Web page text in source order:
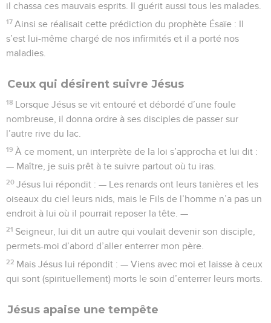
il chassa ces mauvais esprits. Il guérit aussi tous les malades.
17 Ainsi se réalisait cette prédiction du prophète Ésaïe : Il
s’est lui-même chargé de nos infirmités et il a porté nos
maladies.
Ceux qui désirent suivre Jésus
18 Lorsque Jésus se vit entouré et débordé d’une foule
nombreuse, il donna ordre à ses disciples de passer sur
l’autre rive du lac.
19 À ce moment, un interprète de la loi s’approcha et lui dit :
— Maître, je suis prêt à te suivre partout où tu iras.
20 Jésus lui répondit : — Les renards ont leurs tanières et les
oiseaux du ciel leurs nids, mais le Fils de l’homme n’a pas un
endroit à lui où il pourrait reposer la tête. —
21 Seigneur, lui dit un autre qui voulait devenir son disciple,
permets-moi d’abord d’aller enterrer mon père.
22 Mais Jésus lui répondit : — Viens avec moi et laisse à ceux
qui sont (spirituellement) morts le soin d’enterrer leurs morts.
Jésus apaise une tempête